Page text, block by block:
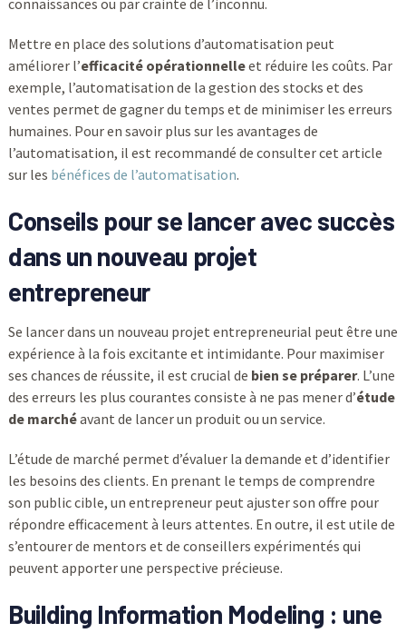
connaissances ou par crainte de l’inconnu.
Mettre en place des solutions d’automatisation peut
améliorer l’efficacité opérationnelleet réduire les coûts. Par
exemple, l’automatisation de la gestion des stocks et des
ventes permet de gagner du temps et de minimiser les erreurs
humaines. Pour en savoir plus sur les avantages de
l’automatisation, il est recommandé de consulter cet article
sur les bénéfices de l’automatisation.
Conseils pour se lancer avec succès
dans un nouveau projet
entrepreneur
Se lancer dans un nouveau projet entrepreneurial peut être une
expérience à la fois excitante et intimidante. Pour maximiser
ses chances de réussite, il est crucial de bien se préparer. L’une
des erreurs les plus courantes consiste à ne pas mener d’étude
de marchéavant de lancer un produit ou un service.
L’étude de marché permet d’évaluer la demande et d’identifier
les besoins des clients. En prenant le temps de comprendre
son public cible, un entrepreneur peut ajuster son offre pour
répondre efficacement à leurs attentes. En outre, il est utile de
s’entourer de mentors et de conseillers expérimentés qui
peuvent apporter une perspective précieuse.
Building Information Modeling : une